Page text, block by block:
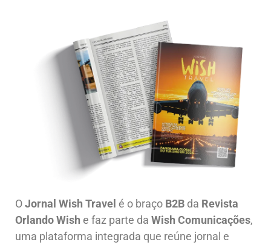
OJornal Wish Travel é o braço B2B da Revista
Orlando Wish e faz parte da Wish Comunicações,
uma plataforma integrada que reúne jornal e